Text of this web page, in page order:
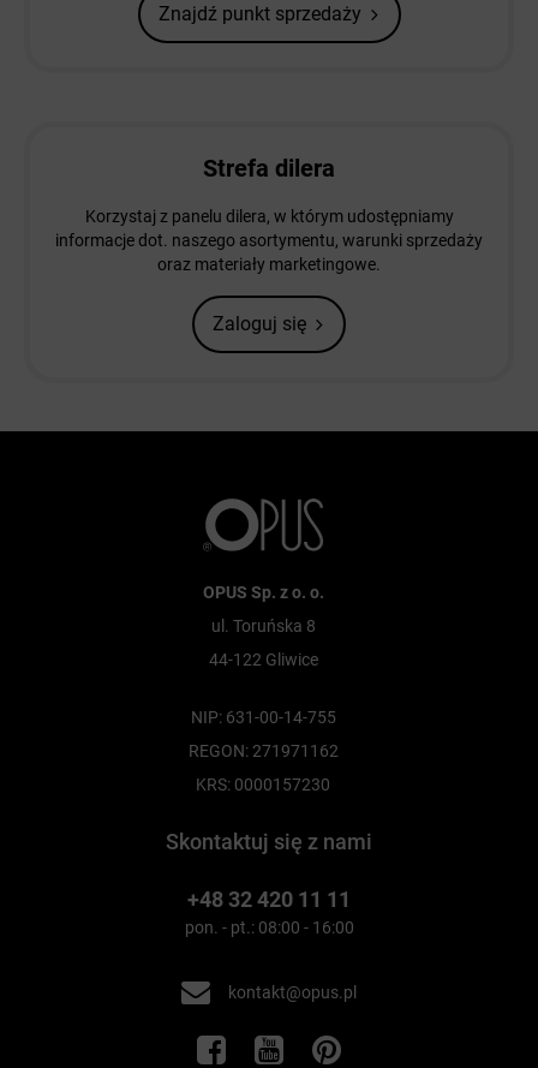
Znajdź punkt sprzedaży
Strefa dilera
Korzystaj z panelu dilera, w którym udostępniamy
informacje dot. naszego asortymentu, warunki sprzedaży
oraz materiały marketingowe.
Zaloguj się
OPUS Sp. z o. o.
ul. Toruńska 8
44-122 Gliwice
NIP: 631-00-14-755
REGON: 271971162
KRS: 0000157230
Skontaktuj się z nami
+48 32 420 11 11
pon. - pt.: 08:00 - 16:00
kontakt@opus.pl